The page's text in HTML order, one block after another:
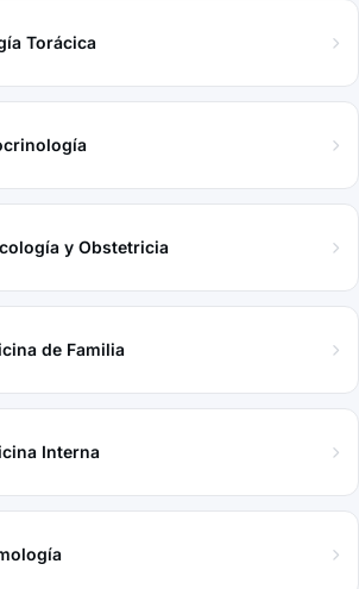
Torácica
y Obstetricia
de Familia
Interna